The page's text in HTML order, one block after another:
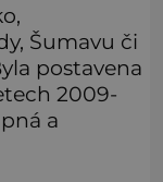
Šumavu či
postavena
2009-
a